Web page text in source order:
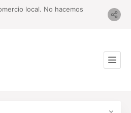
local. No hacemos